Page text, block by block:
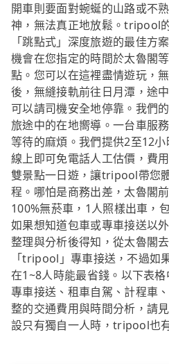
開車則要面對蜿蜒的山路或不
神，無法真正地放鬆。tripool
「跳點式」深度旅遊的最佳方
機會在您指定的時間於太魯閣
點。您可以在這裡盡情遊玩，
後，無縫接軌前往日月潭，途
可以請司機安全地停靠。我們
旅途中的在地嚮導。一台車服
等待的麻煩。我們提供2至12小
線上即可免電話人工估價，費
雙景點一日遊，讓tripool帶您
程。哪怕是商務出差，太魯閣
100%無菸車，1人照樣出車，
如果想知道包車或專車接送以
整理與分析後得知，從太魯閣
「tripool」專車接送，不過如
在1~8人時能最省錢。以下表
專車接送、租車自駕、計程車
整的交通費用與時間分析，請
設只有獨自一人時，tripool也